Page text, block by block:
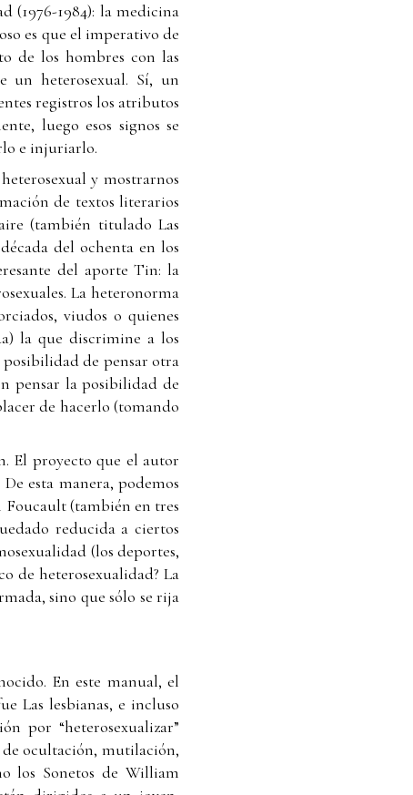
(1976-1984): la medicina
es que el imperativo de
de los hombres con las
un heterosexual. Sí, un
registros los atributos
luego esos signos se
e injuriarlo.
y mostrarnos
de textos literarios
(también titulado Las
del ochenta en los
del aporte Tin: la
La heteronorma
viudos o quienes
la que discrimine a los
de pensar otra
pensar la posibilidad de
de hacerlo (tomando
El proyecto que el autor
esta manera, podemos
(también en tres
reducida a ciertos
(los deportes,
de heterosexualidad? La
sino que sólo se rija
En este manual, el
Las lesbianas, e incluso
por “heterosexualizar”
ocultación, mutilación,
los Sonetos de William